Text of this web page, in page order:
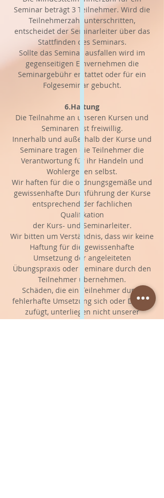
Seminar beträgt 3 Teilnehmer. Wird die
Teilnehmerzahl unterschritten,
entscheidet der Seminarleiter über das
Stattfinden des Seminars.
Sollte das Seminar ausfallen wird im
gegenseitigen Einvernehmen die
Seminargebühr erstattet oder für ein
Folgeseminar gebucht.
6.Haftung
Die Teilnahme an unseren Kursen und
Seminaren ist freiwillig.
Innerhalb und außerhalb der Kurse und
Seminare tragen die Teilnehmer die
Verantwortung für ihr Handeln und
Wohlergehen selbst.
Wir haften für die ordnungsgemäße und
gewissenhafte Durchführung der Kurse
entsprechend der fachlichen
Qualifikation
der Kurs- und Seminarleiter.
Wir bitten um Verständnis, dass wir keine
Haftung für die gewissenhafte
Umsetzung der angeleiteten
Übungspraxis oder Seminare durch den
Teilnehmer übernehmen.
Schäden, die ein Teilnehmer durch
fehlerhafte Umsetzung sich oder Dritten
zufügt, unterliegen nicht unserer
Haftung.